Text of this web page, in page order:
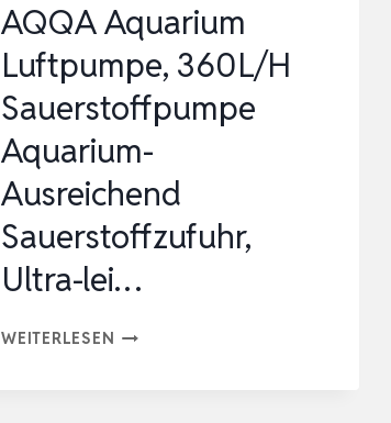
AQQA Aquarium
Luftpumpe, 360L/H
Sauerstoffpumpe
Aquarium-
Ausreichend
Sauerstoffzufuhr,
Ultra-lei…
WEITERLESEN AQQA